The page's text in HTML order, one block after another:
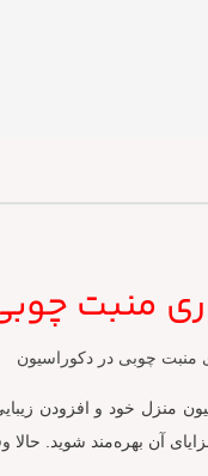
منبت چوبی
منبت چوبی در دکوراسیون
منزل خود و افزودن
آن بهره‌مند شوید. حالا